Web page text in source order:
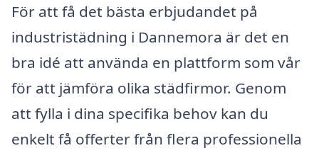
För att få det bästa erbjudandet på
industristädning i Dannemora är det en
bra idé att använda en plattform som vår
för att jämföra olika städfirmor. Genom
att fylla i dina specifika behov kan du
enkelt få offerter från flera professionella